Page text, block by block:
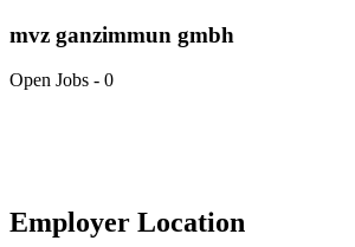
mvz ganzimmun gmbh
Open Jobs - 0
Employer Location